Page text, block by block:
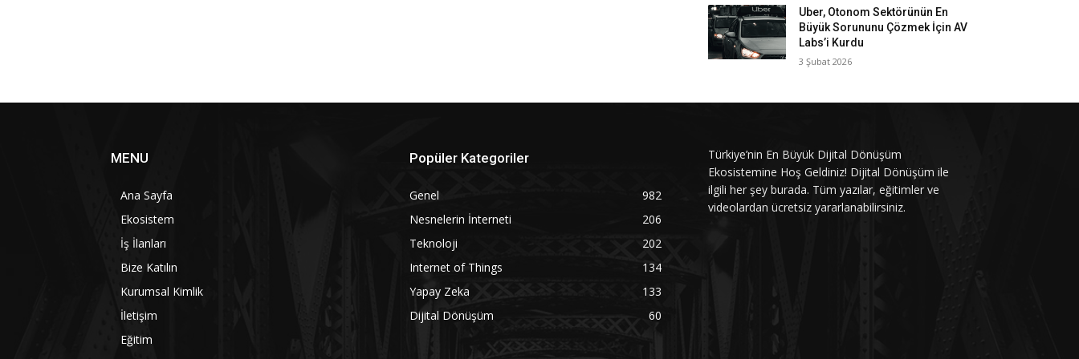
Uber, Otonom Sektörünün En
Büyük Sorununu Çözmek İçin AV
Labs’i Kurdu
3 Şubat 2026
MENU
Ana Sayfa
Ekosistem
İş İlanları
Bize Katılın
Kurumsal Kimlik
İletişim
Eğitim
Popüler Kategoriler
Genel
982
Nesnelerin İnterneti
206
Teknoloji
202
Internet of Things
134
Yapay Zeka
133
Dijital Dönüşüm
60
Türkiye’nin En Büyük Dijital Dönüşüm
Ekosistemine Hoş Geldiniz! Dijital Dönüşüm ile
ilgili her şey burada. Tüm yazılar, eğitimler ve
videolardan ücretsiz yararlanabilirsiniz.